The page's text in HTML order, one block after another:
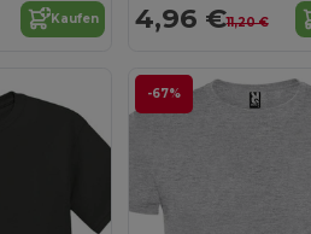
Kaufen 4,96 €11,20 €
-67%